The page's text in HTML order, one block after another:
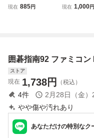
フト 囲碁指南’９
現在 885円
ーパー囲碁
現在 1,000円
囲碁指南92 ファミコン
ストア
現在 1,738円 （税込）
4件 2月28日（金）
やや傷や汚れあり
あなただけの特別なク